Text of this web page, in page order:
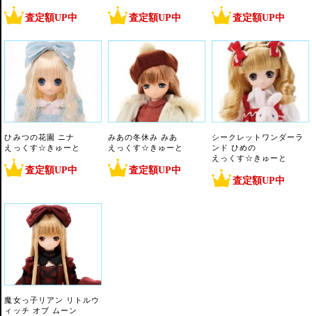
査定額UP中 査定額UP中 査定額UP中
ひみつの花園 ニナ
えっくす☆きゅーと
査定額UP中
みあの冬休み みあ
えっくす☆きゅーと
査定額UP中
シークレットワンダーラ
ンド ひめの
えっくす☆きゅーと
査定額UP中
魔女っ子リアン リトルウ
ィッチ オブ ムーン